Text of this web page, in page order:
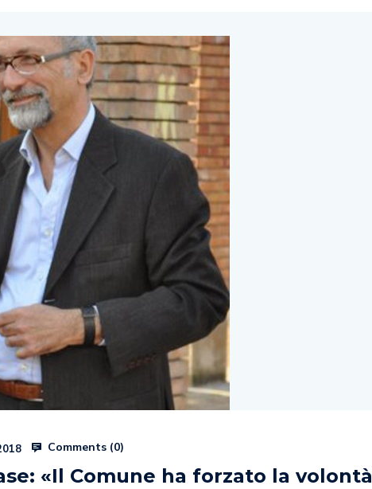
Comments (0)
«Il Comune ha forzato la volontà